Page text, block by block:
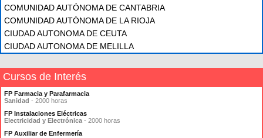
COMUNIDAD AUTÓNOMA DE CANTABRIA
COMUNIDAD AUTÓNOMA DE LA RIOJA
CIUDAD AUTONOMA DE CEUTA
CIUDAD AUTONOMA DE MELILLA
Cursos de Interés
FP Farmacia y Parafarmacia
Sanidad - 2000 horas
FP Instalaciones Eléctricas
Electricidad y Electrónica - 2000 horas
FP Auxiliar de Enfermería